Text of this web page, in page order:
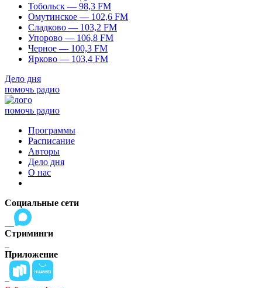
Тобольск — 98,3 FM
Омутинское — 102,6 FM
Сладково — 103,2 FM
Упорово — 106,8 FM
Черное — 100,3 FM
Ярково — 103,4 FM
Дело дня
помочь радио
помочь радио
Программы
Расписание
Авторы
Дело дня
О нас
Социальные сети
Стриминги
Приложение